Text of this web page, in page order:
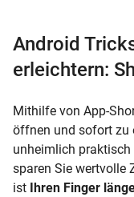
Android
erleichtern:
Mithilfe von App-
öffnen und sofort zu
unheimlich
sparen Sie wertvolle
ist Ihren Finger